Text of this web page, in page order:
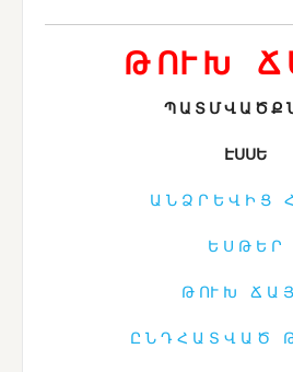
Թ ՈՒ Խ Ճ
Պ Ա Տ Մ Վ Ա Ծ Ք
ԷՍՍԵ
Ա Ն Ձ Ր Ե Վ Ի Ց
Ե Ս Թ Ե Ր
Թ ՈՒ Խ Ճ Ա
Ը Ն Դ Հ Ա Տ Վ Ա Ծ